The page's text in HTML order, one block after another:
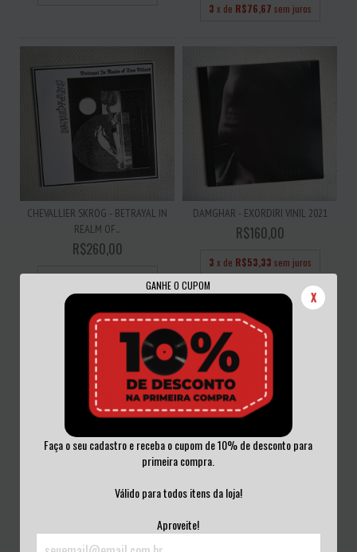
GANHE O CUPOM
X
Faça o seu cadastro e receba o cupom de 10% de desconto para
primeira compra.
Válido para todos itens da loja!
Aproveite!
3 x de R$76,67 sem juros
CHEVALLIER SKROG - BETRAYAL IN
REALM OF...
R$260,00
3x deR$86,67sem juros
DAMGHAR - EXORDIRI VINIL 2021
R$160,00
3 x de R$53,33 sem juros
VINIL 20...
3x deR$53,33sem juros
MONSTRUOSA...